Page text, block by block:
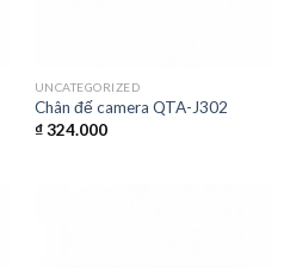
UNCATEGORIZED
Chân đế camera QTA-J302
₫324.000